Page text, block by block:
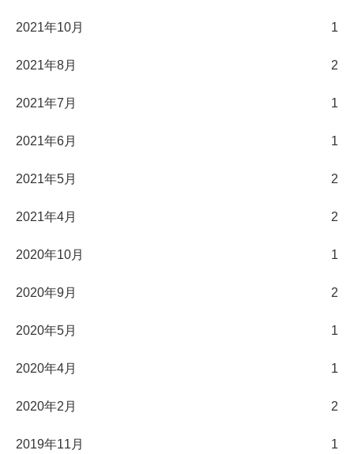
2021年10月 1
2021年8月 2
2021年7月 1
2021年6月 1
2021年5月 2
2021年4月 2
2020年10月 1
2020年9月 2
2020年5月 1
2020年4月 1
2020年2月 2
2019年11月 1